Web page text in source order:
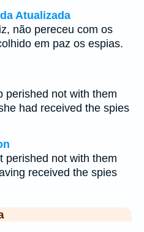
Atualizada
não pereceu com os
em paz os espias.
perished not with them
had received the spies
perished not with them
received the spies